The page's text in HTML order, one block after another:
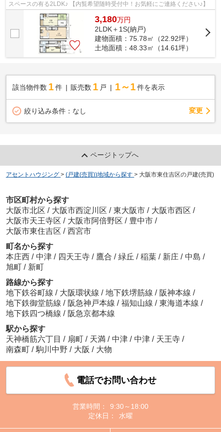
スペースの有る2LDK♪ 【内覧希望随時受付中！お気軽にご連絡ください♪】
3,180万円
2LDK＋1S(納戸)
建物面積：75.78㎡（22.92坪）
土地面積：48.33㎡（14.61坪）
該当物件数 1件 販売数 1 戸 1～1 件を表示
絞り込み条件： なし 変更
ページトップへ
アセントハウジング > (戸建(売買))地域から探す > 大阪市東住吉区の戸建(売買)
市区町村から探す
大阪市北区 / 大阪市西淀川区 / 東大阪市 / 大阪市西区 /
大阪市天王寺区 / 大阪市阿倍野区 / 豊中市 /
大阪市東住吉区 / 西宮市
町名から探す
本庄西 / 中津 / 四天王寺 / 鷹合 / 緑丘 / 稲葉 / 新庄 / 中島 /
旭町 / 新町
路線から探す
地下鉄谷町線 / 大阪環状線 / 地下鉄堺筋線 / 阪神本線 /
地下鉄御堂筋線 / 阪急神戸本線 / 福知山線 / 東海道本線 /
地下鉄四つ橋線 / 阪急京都本線
駅から探す
天神橋筋六丁目 / 扇町 / 天満 / 中津 / 中津 / 天王寺 /
南森町 / 駒川中野 / 大阪 / 大物
電話でお問い合わせ
営業時間：
9:30～18:00
定休日：
水曜